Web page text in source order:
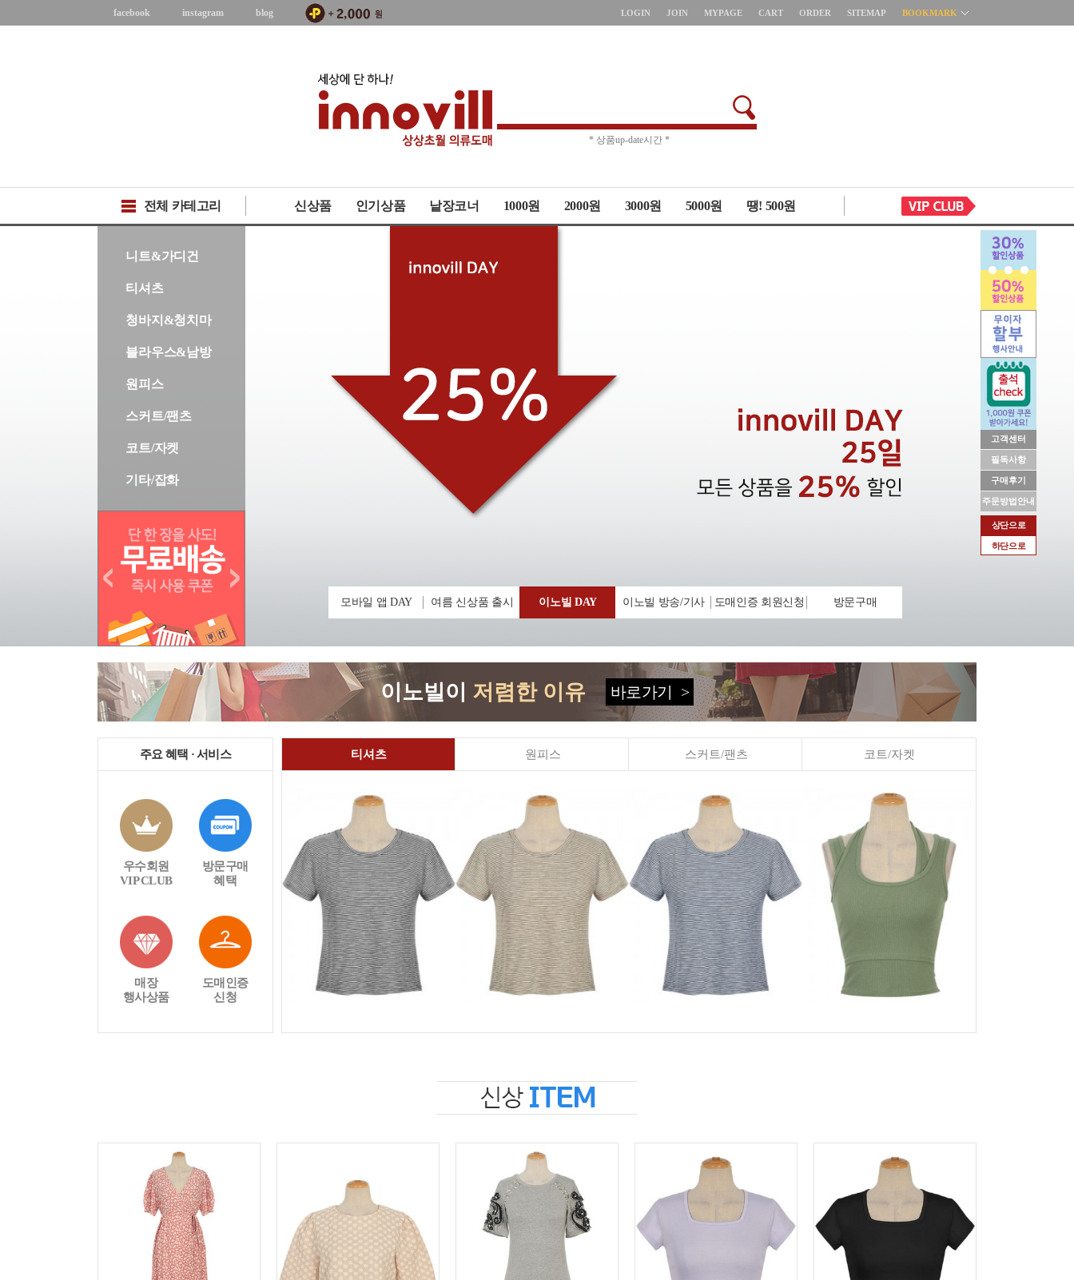
고객센터
필독사항
구매후기
주문방법안내
상단으로
하단으로
facebook instagram blog LOGIN JOIN MYPAGE CART ORDER SITEMAP BOOKMARK
* 주문취소 제한 *
* 상품up-date시간 *
전체 카테고리 신상품 인기상품 낱장코너 1000원 2000원 3000원 5000원 땡! 500원
니트&가디건
티셔츠
청바지&청치마
블라우스&남방
원피스
스커트/팬츠
코트/자켓
기타/잡화
모바일 앱 DAY 여름 신상품 출시 이노빌 DAY 이노빌 방송/기사 도매인증 회원신청 방문구매
이노빌이 저렴한 이유 바로가기 >
주요 혜택 · 서비스
우수회원
VIP CLUB
방문구매
혜택
매장
행사상품
도매인증
신청
티셔츠 원피스 스커트/팬츠 코트/자켓